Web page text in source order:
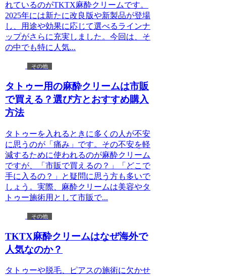
れているのがTKTX麻酔クリームです。
2025年には新たに改良版や新製品が登場
し、用途や効果に応じて選べるラインナ
ップがさらに充実しました。今回は、そ
の中でも特に人気...
その他
タトゥー用の麻酔クリームは市販
で買える？選び方とおすすめ購入
方法
タトゥーを入れるときに多くの人が不安
に思うのが「痛み」です。その不安を軽
減するために使われるのが麻酔クリーム
ですが、「市販で買えるの？」「どこで
手に入るの？」と疑問に思う方も多いで
しょう。実際、麻酔クリームは美容やタ
トゥー施術用として市販で...
その他
TKTX麻酔クリームはなぜ海外で
人気なのか？
タトゥーや脱毛、ピアスの施術に欠かせ